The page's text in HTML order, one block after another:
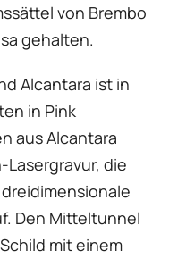
von Brembo
gehalten.
Alcantara ist in
in Pink
aus Alcantara
die
Den Mitteltunnel
mit einem